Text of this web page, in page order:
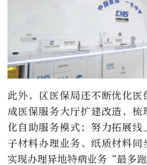
此外，区医保局还不断优化医
成医保服务大厅扩建改造，梳
化自助服务模式；努力拓展线
子材料办理业务、纸质材料同
实现办理异地特病业务“最多